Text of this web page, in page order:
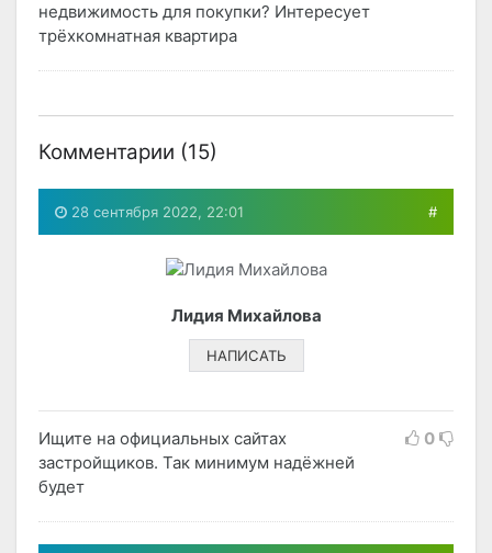
недвижимость для покупки? Интересует
трёхкомнатная квартира
Комментарии (15)
28 сентября 2022, 22:01 #
Лидия Михайлова
НАПИСАТЬ
Ищите на официальных сайтах
застройщиков. Так минимум надёжней
будет
0